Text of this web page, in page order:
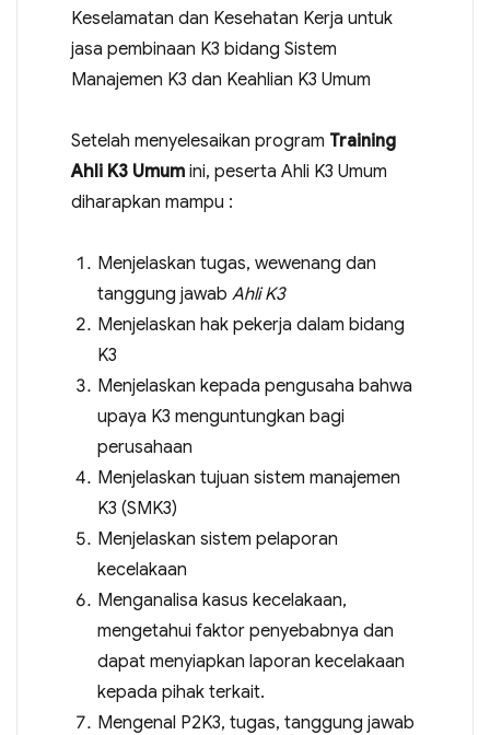
Keselamatan dan Kesehatan Kerja untuk
jasa pembinaan K3 bidang Sistem
Manajemen K3 dan Keahlian K3 Umum
Setelah menyelesaikan program Training
Ahli K3 Umumini, peserta Ahli K3 Umum
diharapkan mampu :
Menjelaskan tugas, wewenang dan
tanggung jawab Ahli K3
Menjelaskan hak pekerja dalam bidang
K3
Menjelaskan kepada pengusaha bahwa
upaya K3 menguntungkan bagi
perusahaan
Menjelaskan tujuan sistem manajemen
K3 (SMK3)
Menjelaskan sistem pelaporan
kecelakaan
Menganalisa kasus kecelakaan,
mengetahui faktor penyebabnya dan
dapat menyiapkan laporan kecelakaan
kepada pihak terkait.
Mengenal P2K3, tugas, tanggung jawab